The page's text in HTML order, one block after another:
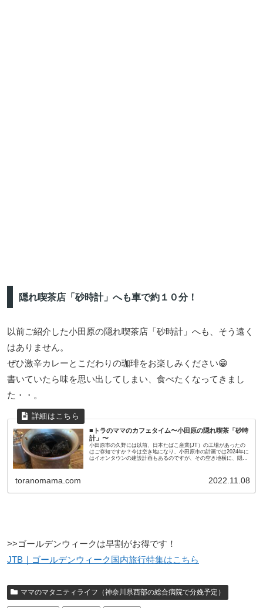
隠れ喫茶店「砂時計」へも車で約１０分！
以前ご紹介した小田原の隠れ喫茶店「砂時計」へも、そう遠く
はありません。
ぜひ激辛カレーとこだわりの珈琲をお楽しみください😁
書いていたら味を思い出してしまい、食べたくなってきまし
た・・。
■トラのママのカフェタイム〜小田原の隠れ喫茶「砂時
計」〜
小田原市の久野には以前、日本たばこ産業(JT）の工場があったの
はご存知ですか？今は空き地になり、小田原市の計画では2024年に
はイオンタウンの建設計画もあるのですが、その空き地横に、隠れ
toranomama.com 2022.11.08
>>ゴールデンウィークは早割がお得です！
JTB｜ゴールデンウィーク国内旅行特集はこちら
ママのマタニティライフ（神奈川県西部の総合病院で分娩予定）